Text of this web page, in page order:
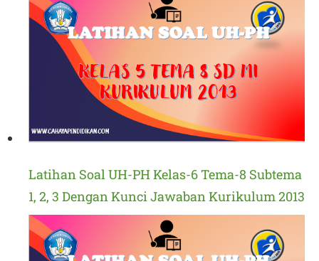
Latihan Soal UH-PH Kelas-6 Tema-8 Subtema
1, 2, 3 Dengan Kunci Jawaban Kurikulum 2013